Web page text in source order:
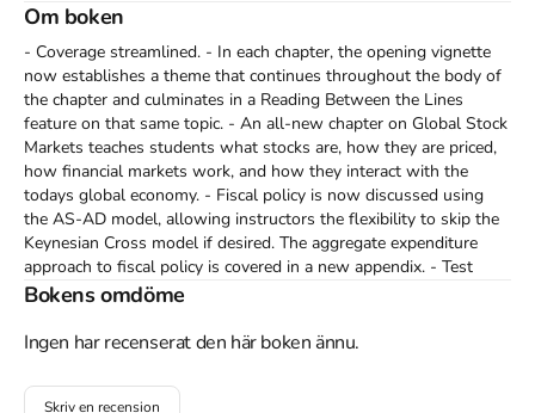
Om boken
- Coverage streamlined. - In each chapter, the opening vignette
now establishes a theme that continues throughout the body of
the chapter and culminates in a Reading Between the Lines
feature on that same topic. - An all-new chapter on Global Stock
Markets teaches students what stocks are, how they are priced,
how financial markets work, and how they interact with the
todays global economy. - Fiscal policy is now discussed using
the AS-AD model, allowing instructors the flexibility to skip the
Keynesian Cross model if desired. The aggregate expenditure
approach to fiscal policy is covered in a new appendix. - Test
Bank with 100 algorithmically driven problems. - CD-ROM with
allows students to concentrate on the substance of what is
clear and meticulous diagrams that show where the economic
Bokens omdöme
Ingen har recenserat den här boken ännu.
Skriv en recension